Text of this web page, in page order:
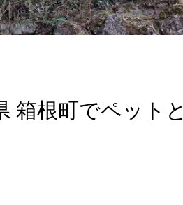
箱根町でペットと